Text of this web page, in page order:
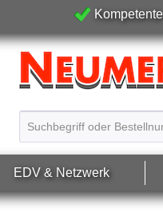
EDV & Netzwerk